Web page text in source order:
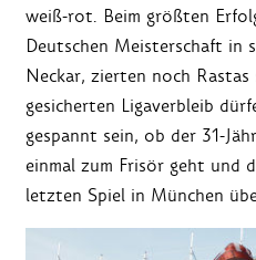
weiß-rot. Beim größten
Deutschen Meisterschaft in
Neckar, zierten noch
gesicherten Ligaverbleib
gespannt sein, ob der 31-
einmal zum Frisör geht und
letzten Spiel in München